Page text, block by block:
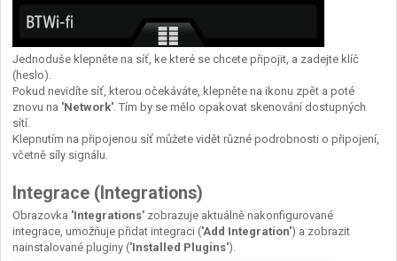
Jednoduše klepněte na síť, ke které se chcete připojit, a zadejte klíč
(heslo).
Pokud nevidíte síť, kterou očekáváte, klepněte na ikonu zpět a poté
znovu na 'Network' . Tím by se mělo opakovat skenování dostupných
sítí.
Klepnutím na připojenou síť můžete vidět různé podrobnosti o připojení,
včetně síly signálu.
Integrace (Integrations)
Obrazovka 'Integrations' zobrazuje aktuálně nakonfigurované
integrace, umožňuje přidat integraci ('Add Integration') a zobrazit
nainstalované pluginy ('Installed Plugins').